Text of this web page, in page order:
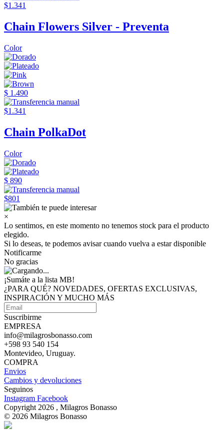
$1.341
Chain Flowers Silver - Preventa
Color
$ 1.490
$1.341
Chain PolkaDot
Color
$ 890
$801
×
Lo sentimos, en este momento no tenemos stock para el producto
elegido.
Si lo deseas, te podemos avisar cuando vuelva a estar disponible
Notificarme
No gracias
¡Sumáte a la lista MB!
¿PARA QUÉ? NOVEDADES, OFERTAS EXCLUSIVAS,
INSPIRACIÓN Y MUCHO MÁS
Suscribirme
EMPRESA
info@milagrosbonasso.com
+598 93 540 154
Montevideo, Uruguay.
COMPRA
Envios
Cambios y devoluciones
Seguinos
Instagram Facebook
Copyright 2026 , Milagros Bonasso
© 2026 Milagros Bonasso